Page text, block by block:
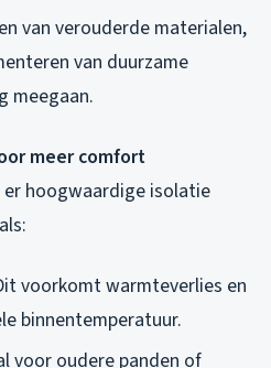
van verouderde materialen,
van duurzame
meegaan.
meer comfort
hoogwaardige isolatie
voorkomt warmteverlies en
binnentemperatuur.
voor oudere panden of